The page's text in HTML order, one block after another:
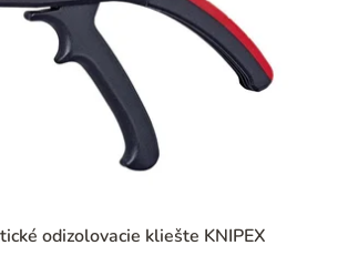
odizolovacie kliešte KNIPEX
hodnotenie